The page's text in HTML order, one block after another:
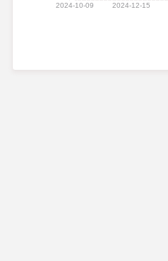
2024-10-09 2024-12-15